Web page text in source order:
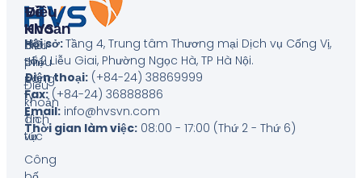
Hội sở:Tầng 4, Trung tâm Thương mại Dịch vụ Cống Vị,
số 2 Liễu Giai, Phường Ngọc Hà, TP Hà Nội.
Điện thoại:(+84-24) 38869999
Fax:(+84-24) 36888886
Email:info@hvsvn.com
Thời gian làm việc:08:00 - 17:00 (Thứ 2 - Thứ 6)
Về
HVS
Giới
thiệu
công
ty
Tin
tức
Công
Điều
Khoản
Biểu
phí
Điều
khoản
dịch
vụ